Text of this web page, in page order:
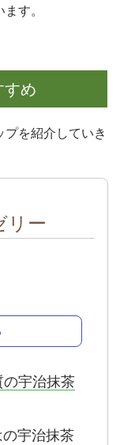
す。
め
を紹介していき
リー
の宇治抹茶
宇治抹茶